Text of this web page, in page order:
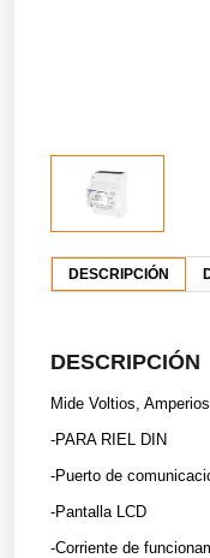
DESCRIPCIÓN
DESCRIPCIÓN
Mide Voltios,
-PARA RIEL DIN
-Puerto de
-Pantalla LCD
-Corriente de